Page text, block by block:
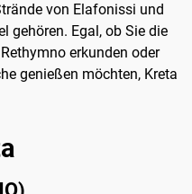
von Elafonissi und
gehören. Egal, ob Sie die
erkunden oder
genießen möchten, Kreta